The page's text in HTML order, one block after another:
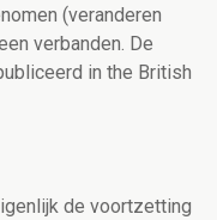
(veranderen
verbanden. De
in the British
de voortzetting